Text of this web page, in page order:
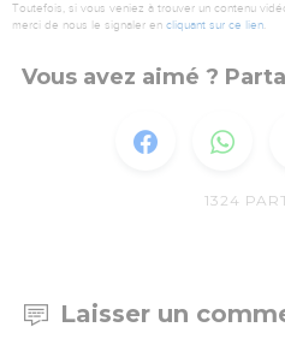
Toutefois, si vous veniez à trouver un contenu
merci de nous le signaler en cliquant sur ce lien
Vous avez aimé ?
1324
Laisser un